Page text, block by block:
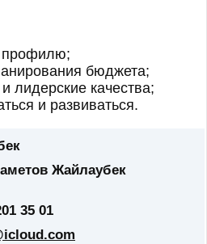
профилю;
бюджета;
лидерские качества;
и развиваться.
Жайлаубек
35 01